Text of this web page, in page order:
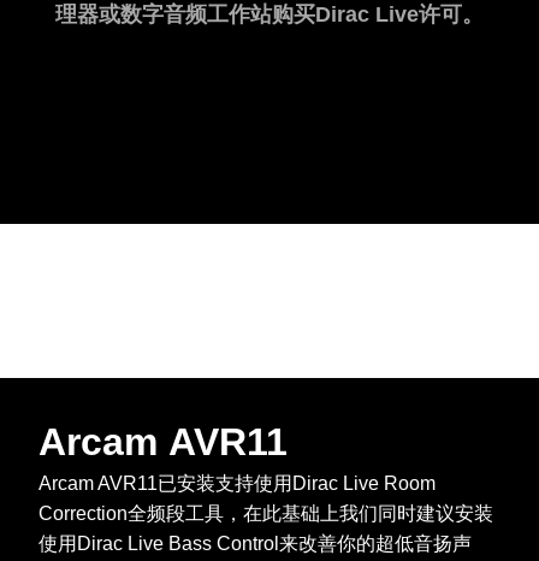
理器或数字音频工作站购买Dirac Live许可。
Arcam AVR11
Arcam AVR11已安装支持使用Dirac Live Room
Correction全频段工具，在此基础上我们同时建议安装
使用Dirac Live Bass Control来改善你的超低音扬声